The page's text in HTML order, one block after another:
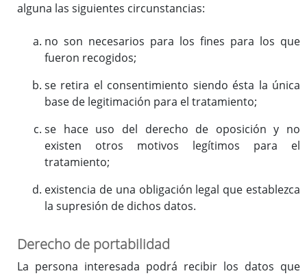
alguna las siguientes circunstancias:
no son necesarios para los fines para los que
fueron recogidos;
se retira el consentimiento siendo ésta la única
base de legitimación para el tratamiento;
se hace uso del derecho de oposición y no
existen otros motivos legítimos para el
tratamiento;
existencia de una obligación legal que establezca
la supresión de dichos datos.
Derecho de portabilidad
La persona interesada podrá recibir los datos que